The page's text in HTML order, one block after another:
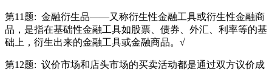
第11题: 金融衍生品——又称衍生性金融工具或衍生性金融商
品，是指在基础性金融工具如股票、债券、外汇、利率等的基
础上，衍生出来的金融工具或金融商品。√
第12题: 议价市场和店头市场的买卖活动都是通过双方议价成